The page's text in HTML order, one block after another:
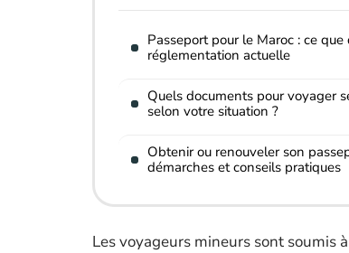
Passeport pour le Maroc : ce que
réglementation actuelle
Quels documents pour voyager
selon votre situation ?
Obtenir ou renouveler son
démarches et conseils pratiques
Les voyageurs mineurs sont soumis